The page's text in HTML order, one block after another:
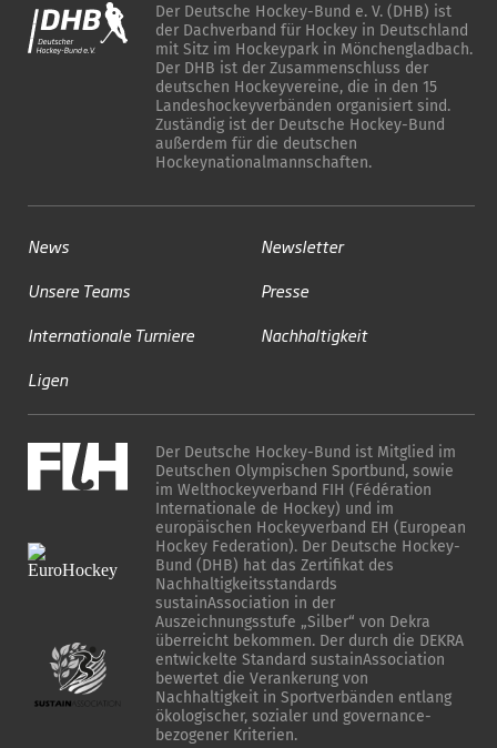
Der Deutsche Hockey-Bund e. V. (DHB) ist
der Dachverband für Hockey in Deutschland
mit Sitz im Hockeypark in Mönchengladbach.
Der DHB ist der Zusammenschluss der
deutschen Hockeyvereine, die in den 15
Landeshockeyverbänden organisiert sind.
Zuständig ist der Deutsche Hockey-Bund
außerdem für die deutschen
Hockeynationalmannschaften.
News
Unsere Teams
Internationale Turniere
Ligen
Newsletter
Presse
Nachhaltigkeit
Der Deutsche Hockey-Bund ist Mitglied im
Deutschen Olympischen Sportbund, sowie
im Welthockeyverband FIH (Fédération
Internationale de Hockey) und im
europäischen Hockeyverband EH (European
Hockey Federation). Der Deutsche Hockey-
Bund (DHB) hat das Zertifikat des
Nachhaltigkeitsstandards
sustainAssociation in der
Auszeichnungsstufe „Silber“ von Dekra
überreicht bekommen. Der durch die DEKRA
entwickelte Standard sustainAssociation
bewertet die Verankerung von
Nachhaltigkeit in Sportverbänden entlang
ökologischer, sozialer und governance-
bezogener Kriterien.